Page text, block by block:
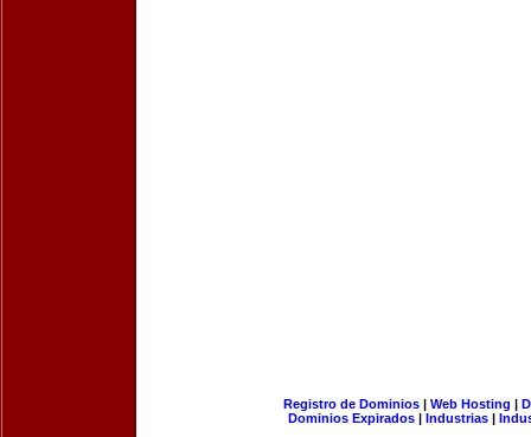
Registro de Dominios| Web Hosting |
Dominios Expirados | Industrias |